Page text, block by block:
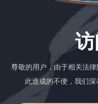
尊敬的用户，由于相关法
此造成的不便，我们深